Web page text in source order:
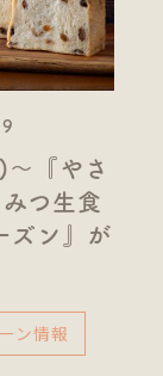
『やさ
みつ生食
ズン』が
ン情報